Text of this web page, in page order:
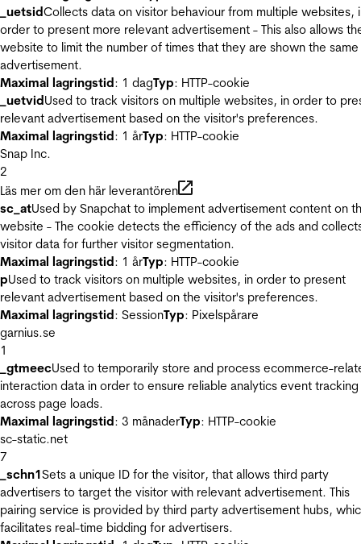
_uetsidCollects data on visitor behaviour from multiple websites,
order to present more relevant advertisement - This also allows
website to limit the number of times that they are shown the same
advertisement.
Maximal lagringstid: 1 dagTyp: HTTP-cookie
_uetvidUsed to track visitors on multiple websites, in order to
relevant advertisement based on the visitor's preferences.
Maximal lagringstid: 1 årTyp: HTTP-cookie
Snap Inc.
2
Läs mer om den här leverantören
sc_atUsed by Snapchat to implement advertisement content on
website - The cookie detects the efficiency of the ads and
visitor data for further visitor segmentation.
Maximal lagringstid: 1 årTyp: HTTP-cookie
pUsed to track visitors on multiple websites, in order to present
relevant advertisement based on the visitor's preferences.
Maximal lagringstid: SessionTyp: Pixelspårare
garnius.se
1
_gtmeecUsed to temporarily store and process ecommerce-
interaction data in order to ensure reliable analytics event tracking
across page loads.
Maximal lagringstid: 3 månaderTyp: HTTP-cookie
sc-static.net
7
_schn1Sets a unique ID for the visitor, that allows third party
advertisers to target the visitor with relevant advertisement. This
pairing service is provided by third party advertisement hubs,
facilitates real-time bidding for advertisers.